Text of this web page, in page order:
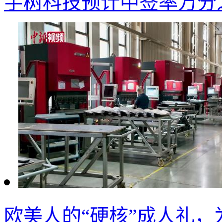
欧美人的“硬核”成人礼